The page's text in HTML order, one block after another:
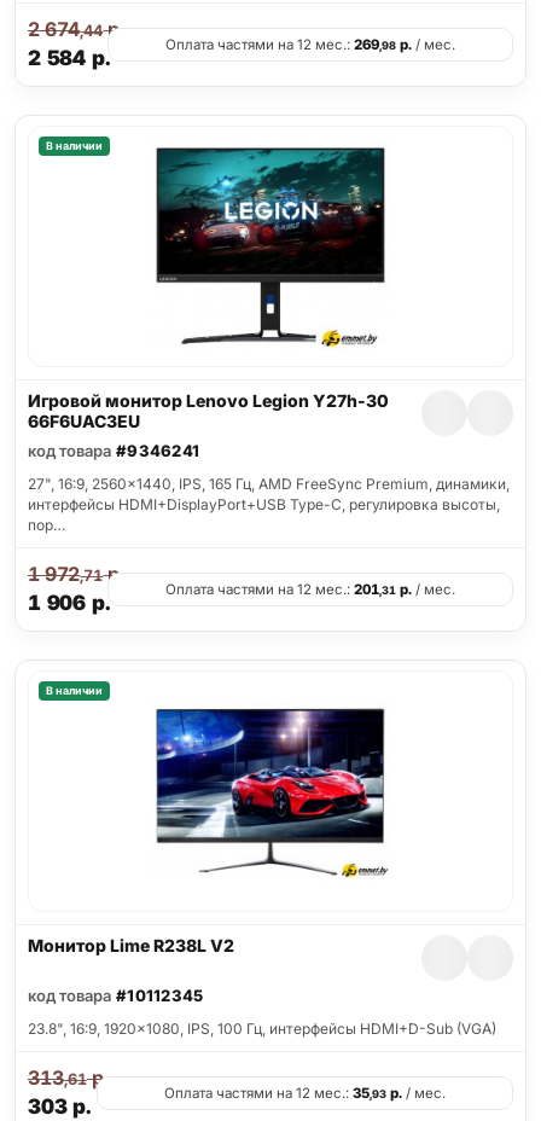
2 584 р.
2 674,44р.
Оплата частями на 12 мес.: 269,98 р. / мес.
В наличии
Игровой монитор Lenovo Legion Y27h-30
66F6UAC3EU
код товара #9346241
27", 16:9, 2560x1440, IPS, 165 Гц, AMD FreeSync Premium, динамики,
интерфейсы HDMI+DisplayPort+USB Type-C, регулировка высоты,
пор…
1 906 р.
1 972,71р.
Оплата частями на 12 мес.: 201,31 р. / мес.
В наличии
Монитор Lime R238L V2
код товара #10112345
23.8", 16:9, 1920x1080, IPS, 100 Гц, интерфейсы HDMI+D-Sub (VGA)
303р.
313,61р.
Оплата частями на 12 мес.: 35,93р./ мес.